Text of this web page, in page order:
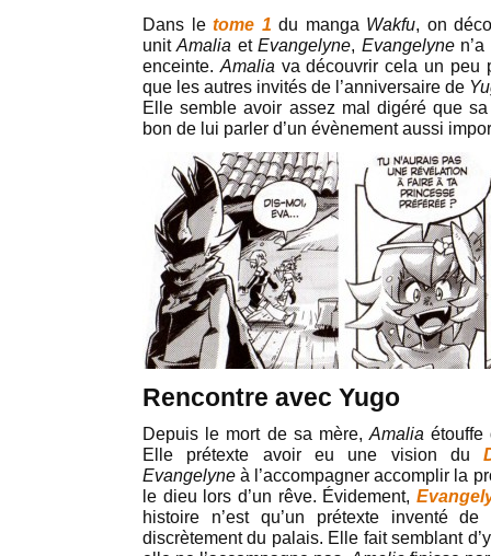
Dans le tome 1 du manga Wakfu, on
unitAmalia etEvangelyne, Evangelynen’a
enceinte. Amalia va découvrir cela un peu
que les autres invités de l’anniversaire de
Elle semble avoir assez mal digéré que
bon de lui parler d’un évènement aussi
Rencontre avec Yugo
Depuis le mort de sa mère, Amaliaétouffe
Elle prétexte avoir eu une vision du
Evangelyneà l’accompagner accomplir la
le dieu lors d’un rêve. Évidement,
histoire n’est qu’un prétexte inventé
discrètement du palais. Elle fait semblant